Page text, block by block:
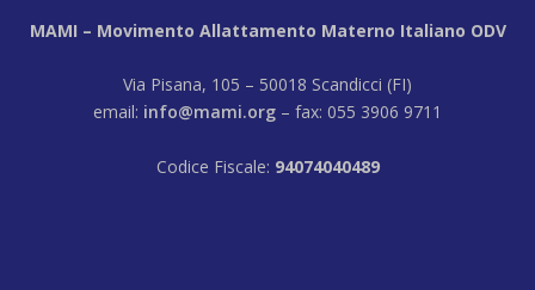
MAMI – Movimento Allattamento Materno Italiano ODV
Via Pisana, 105 – 50018 Scandicci (FI)
email: info@mami.org – fax: 055 3906 9711
Codice Fiscale: 94074040489